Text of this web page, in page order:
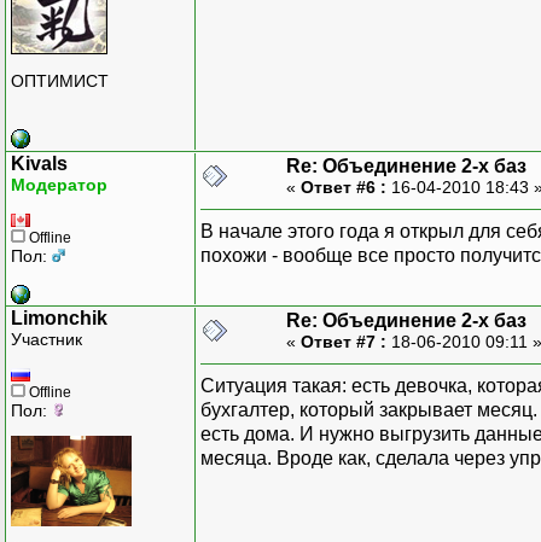
ОПТИМИСТ
Kivals
Модератор
Offline
Пол:
Re: Объединение 2-х баз
« Ответ #6 : 16-04-2010 18:43
В начале этого года я открыл для
похожи - вообще все просто
Limonchik
Участник
Offline
Пол:
Re: Объединение 2-х баз
« Ответ #7 : 18-06-2010 09:11
Ситуация такая: есть девочка,
бухгалтер, который закрывает
есть дома. И нужно выгрузить
месяца. Вроде как, сделала через